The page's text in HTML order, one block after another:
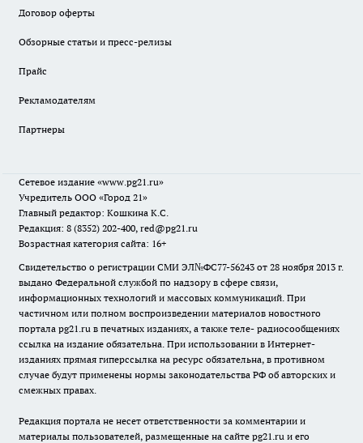
Договор оферты
Обзорные статьи и пресс-релизы
Прайс
Рекламодателям
Партнеры
Сетевое издание «www.pg21.ru»
Учредитель ООО «Город 21»
Главный редактор: Кошкина К.С.
Редакция: 8 (8352) 202-400, red@pg21.ru
Возрастная категория сайта: 16+
Свидетельство о регистрации СМИ ЭЛ№ФС77-56243 от 28 ноября 2013 г.
выдано Федеральной службой по надзору в сфере связи,
информационных технологий и массовых коммуникаций. При
частичном или полном воспроизведении материалов новостного
портала pg21.ru в печатных изданиях, а также теле- радиосообщениях
ссылка на издание обязательна. При использовании в Интернет-
изданиях прямая гиперссылка на ресурс обязательна, в противном
случае будут применены нормы законодательства РФ об авторских и
смежных правах.
Редакция портала не несет ответственности за комментарии и
материалы пользователей, размещенные на сайте pg21.ru и его